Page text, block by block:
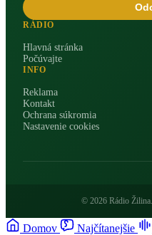
RÁDIO
Hlavná stránka
Počúvajte
INFO
Reklama
Kontakt
Ochrana súkromia
Nastavenie cookies
© 2026 Rádio
Domov Najčítanejšie